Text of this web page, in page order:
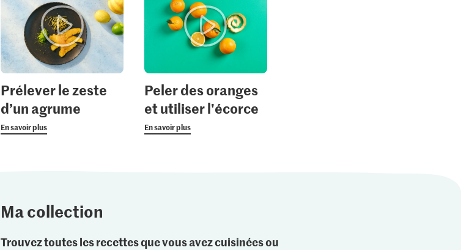
Prélever le zeste
d’un agrume
En savoir plus
Peler des oranges
et utiliser l'écorce
En savoir plus
Ma collection
Trouvez toutes les recettes que vous avez cuisinées ou